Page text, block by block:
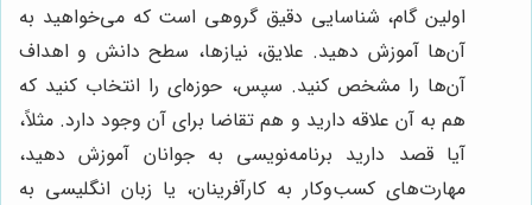
اولین گام، شناسایی دقیق گروهی است که می‌خواهید به
آن‌ها آموزش دهید. علایق، نیازها، سطح دانش و اهداف
آن‌ها را مشخص کنید. سپس، حوزه‌ای را انتخاب کنید که
هم به آن علاقه دارید و هم تقاضا برای آن وجود دارد. مثلاً،
آیا قصد دارید برنامه‌نویسی به جوانان آموزش دهید،
مهارت‌های کسب‌وکار به کارآفرینان، یا زبان انگلیسی به